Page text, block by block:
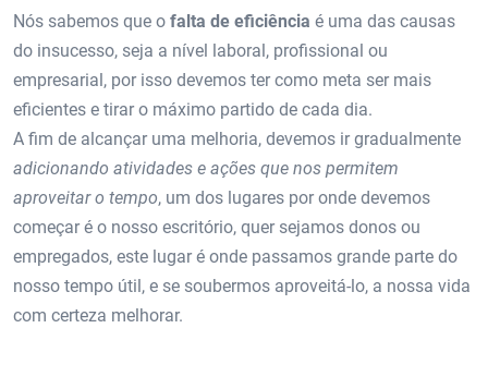
Nós sabemos que o falta de eficiência é uma das causas
do insucesso, seja a nível laboral, profissional ou
empresarial, por isso devemos ter como meta ser mais
eficientes e tirar o máximo partido de cada dia.
A fim de alcançar uma melhoria, devemos ir gradualmente
adicionando atividades e ações que nos permitem
aproveitar o tempo, um dos lugares por onde devemos
começar é o nosso escritório, quer sejamos donos ou
empregados, este lugar é onde passamos grande parte do
nosso tempo útil, e se soubermos aproveitá-lo, a nossa vida
com certeza melhorar.